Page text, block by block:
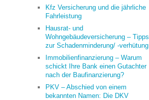
Kfz Versicherung und die jährliche
Fahrleistung
Hausrat- und
Wohngebäudeversicherung – Tipps
zur Schadenminderung/ -verhütung
Immobilienfinanzierung – Warum
schickt Ihre Bank einen Gutachter
nach der Baufinanzierung?
PKV – Abschied von einem
bekannten Namen: Die DKV